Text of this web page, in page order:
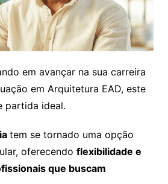
em avançar na sua carreira
em Arquitetura EAD, este
partida ideal.
tem se tornado uma opção
oferecendo flexibilidade e
que buscam